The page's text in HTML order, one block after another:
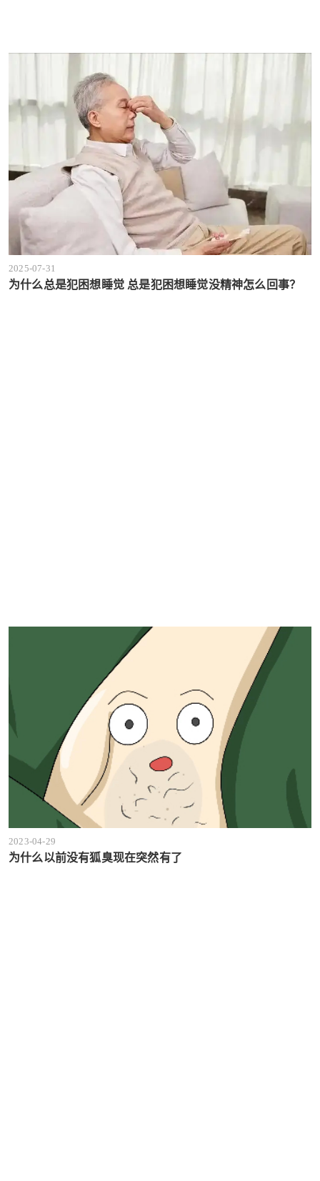
2025-07-31
为什么总是犯困想睡觉 总是犯困想睡觉没精神怎么回事？
2023-04-29
为什么以前没有狐臭现在突然有了